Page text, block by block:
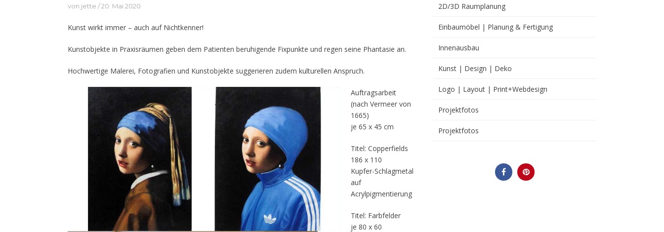
von jette 20. Mai 2020
Kunst wirkt immer – auch auf Nichtkenner!
Kunstobjekte in Praxisräumen geben dem Patienten beruhigende Fixpunkte und regen seine Phantasie an.
Hochwertige Malerei, Fotografien und Kunstobjekte suggerieren zudem kulturellen Anspruch.
Auftragsarbeit
(nach Vermeer von
1665)
je 65 x 45 cm
Titel: Copperfields
186 x 110
Kupfer-Schlagmetal
auf
Acrylpigmentierung
Titel: Farbfelder
je 80 x 60
2D/3D Raumplanung
Einbaumöbel | Planung & Fertigung
Innenausbau
Kunst | Design | Deko
Logo | Layout | Print+Webdesign
Projektfotos
Projektfotos